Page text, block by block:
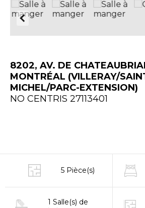
8202, AV. DE
MONTRÉAL (VILLERAY/
MICHEL/PARC-EXTENSION)
NO CENTRIS 27113401
5 Pièce(s)
1 Salle(s) de